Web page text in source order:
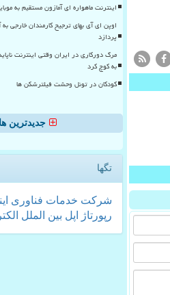
اینترنت ماهواره ای آمازون مستقیم به
اوپن ای آی بهای ترجیح کارمندان خارجی به
پردازد
مرگ دورکاری در ایران وقتی اینترنت
به کوچ کرد
کودکان در تونل وحشت فیلترشکن ها
جدیدترین ها
تگها
شركت خدمات فناوری
رپورتاژ
اپل بین الملل